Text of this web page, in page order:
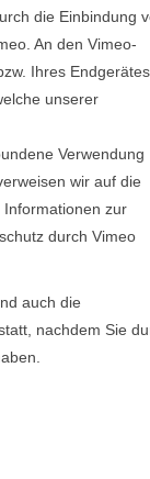
die Einbindung
An den Vimeo-
Ihres Endgerätes
unserer
Verwendung
wir auf die
Informationen zur
durch Vimeo
auch die
nachdem Sie